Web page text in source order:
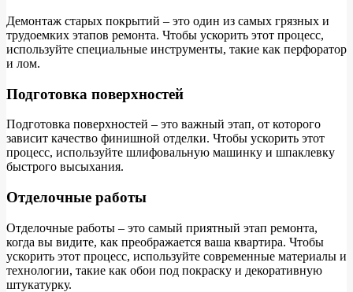
Демонтаж старых покрытий – это один из самых грязных и
трудоемких этапов ремонта. Чтобы ускорить этот процесс,
используйте специальные инструменты, такие как перфоратор
и лом.
Подготовка поверхностей
Подготовка поверхностей – это важный этап, от которого
зависит качество финишной отделки. Чтобы ускорить этот
процесс, используйте шлифовальную машинку и шпаклевку
быстрого высыхания.
Отделочные работы
Отделочные работы – это самый приятный этап ремонта,
когда вы видите, как преображается ваша квартира. Чтобы
ускорить этот процесс, используйте современные материалы и
технологии, такие как обои под покраску и декоративную
штукатурку.